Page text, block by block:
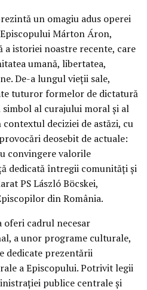
un omagiu adus operei
Márton Áron,
a istoriei noastre recente, care
umană, libertatea,
De-a lungul vieții sale,
tuturor formelor de dictatură
al curajului moral și al
deciziei de astăzi, cu
deosebit de actuale:
convingere valorile
dedicată întregii comunități și
PS László Böcskei,
din România.
oferi cadrul necesar
a unor programe culturale,
dedicate prezentării
a Episcopului. Potrivit legii
publice centrale și